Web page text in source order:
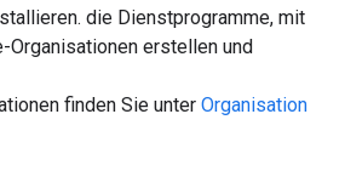
die Dienstprogramme, mit
Organisationen erstellen und
finden Sie unter Organisation